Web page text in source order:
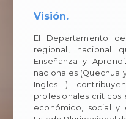
Visión.
El Departamento
regional, nacional
Enseñanza y
nacionales (Quechua
Ingles )
profesionales críticos
económico, social